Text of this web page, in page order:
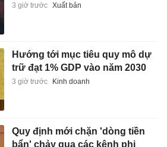
3 giờ trước Xuất bản
Hướng tới mục tiêu quy mô dự
trữ đạt 1% GDP vào năm 2030
3 giờ trước Kinh doanh
Quy định mới chặn 'dòng tiền
bẩn' chảy qua các kênh phi